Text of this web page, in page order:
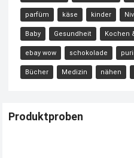
parfüm käse kinder
Baby Gesundheit Kochen
ebay wow schokolade
Bücher Medizin nähen
Produktproben